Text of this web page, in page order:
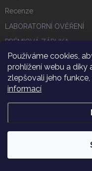
Používáme cookies,
prohlížení webu a díky
zlepšovali jeho
informací
Recenze
LABORATORNÍ OVĚŘENÍ
PRÉMIOVÁ ZÁRUKA
DRAHOKAMOVÉ SMĚSI
CHUTĚ DRAHOKAMOVÉ
NEJČASTĚJŠÍ OTÁZKY
Pijte tu nejlepší vodu
NÁVOD NA POUŽÍVÁNÍ